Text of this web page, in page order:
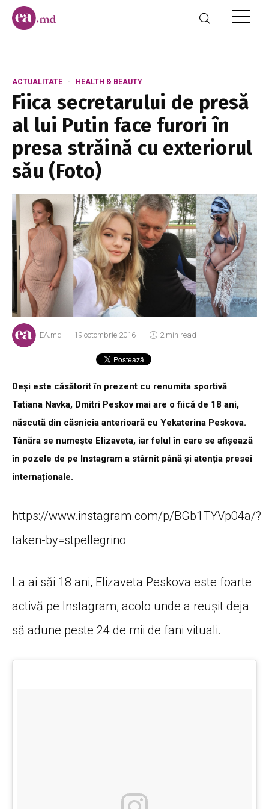
ACTUALITATE HEALTH & BEAUTY
Fiica secretarului de presă
al lui Putin face furori în
presa străină cu exteriorul
său (Foto)
EA.md 19 octombrie 2016 2 min read
Deși este căsătorit în prezent cu renumita sportivă
Tatiana Navka, Dmitri Peskov mai are o fiică de 18 ani,
născută din căsnicia anterioară cu Yekaterina Peskova.
Tânăra se numește Elizaveta, iar felul în care se afișează
în pozele de pe Instagram a stârnit până și atenția presei
internaționale.
https://www.instagram.com/p/BGb1TYVp04a/?
taken-by=stpellegrino
La ai săi 18 ani, Elizaveta Peskova este foarte
activă pe Instagram, acolo unde a reușit deja
să adune peste 24 de mii de fani vituali.